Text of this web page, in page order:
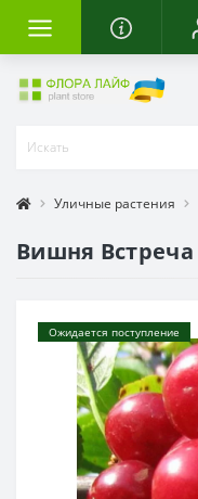
Уличные растения
Вишня Встреча
Ожидается поступление